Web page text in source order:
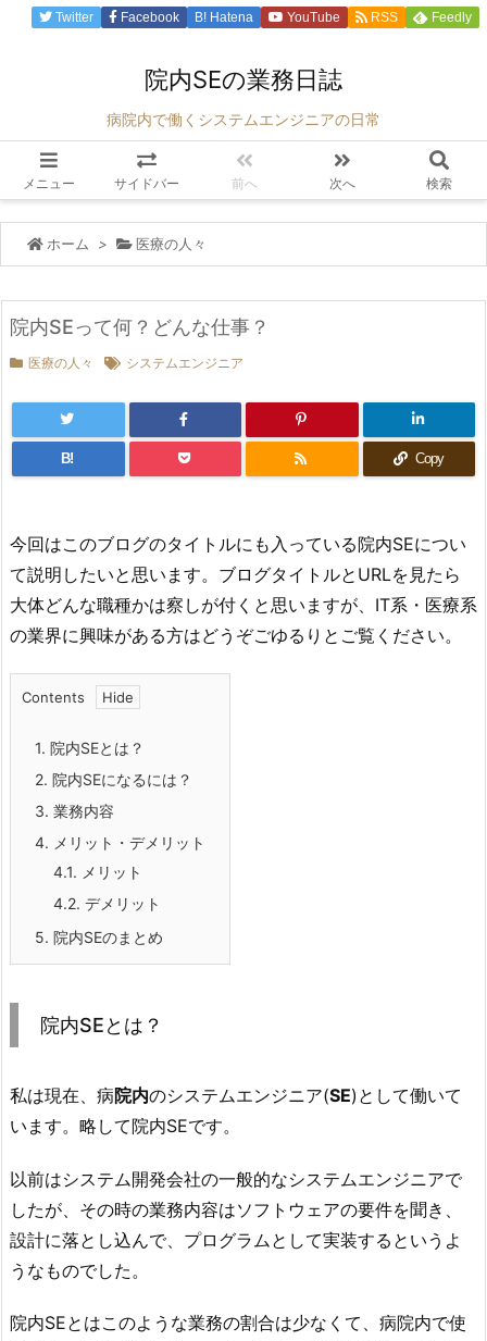
院内SEの業務日誌
病院内で働くシステムエンジニアの日常
メニュー サイドバー 前へ 次へ 検索
Twitter Facebook B! Hatena YouTube RSS Feedly
ホーム > 医療の人々
院内SEって何？どんな仕事？
医療の人々 システムエンジニア
B! Copy
今回はこのブログのタイトルにも入っている院内SEについ
て説明したいと思います。ブログタイトルとURLを見たら
大体どんな職種かは察しが付くと思いますが、IT系・医療系
の業界に興味がある方はどうぞごゆるりとご覧ください。
Contents
1. 院内SEとは？
2. 院内SEになるには？
3. 業務内容
4. メリット・デメリット
4.1. メリット
4.2. デメリット
5. 院内SEのまとめ
院内SEとは？
私は現在、病院内のシステムエンジニア(SE)として働いて
います。略して院内SEです。
以前はシステム開発会社の一般的なシステムエンジニアで
したが、その時の業務内容はソフトウェアの要件を聞き、
設計に落とし込んで、プログラムとして実装するというよ
うなものでした。
院内SEとはこのような業務の割合は少なくて、病院内で使